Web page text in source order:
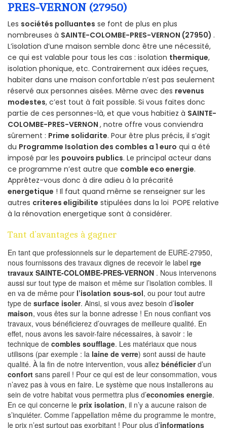
PRES-VERNON (27950)
Les sociétés polluantes se font de plus en plus
nombreuses à SAINTE-COLOMBE-PRES-VERNON (27950) .
L’isolation d’une maison semble donc être une nécessité,
ce qui est valable pour tous les cas : isolation thermique,
isolation phonique, etc. Contrairement aux idées reçues,
habiter dans une maison confortable n’est pas seulement
réservé aux personnes aisées. Même avec des revenus
modestes, c’est tout à fait possible. Si vous faites donc
partie de ces personnes-là, et que vous habitiez à SAINTE-
COLOMBE-PRES-VERNON , notre offre vous conviendra
sûrement : Prime solidarite. Pour être plus précis, il s’agit
du Programme Isolation des combles a 1 euro qui a été
imposé par les pouvoirs publics. Le principal acteur dans
ce programme n’est autre que comble eco energie.
Apprêtez-vous donc à dire adieu à la précarité
energetique ! Il faut quand même se renseigner sur les
autres criteres eligibilite stipulées dans la loi POPE relative
à la rénovation energetique sont à considérer.
Tant d’avantages à gagner
En tant que professionnels sur le departement de EURE-27950,
nous fournissons des travaux dignes de recevoir le label rge
travaux SAINTE-COLOMBE-PRES-VERNON . Nous intervenons
aussi sur tout type de maison et même sur l’isolation combles. Il
en va de même pour l’isolation sous-sol, ou pour tout autre
type de surface isoler. Ainsi, si vous avez besoin d’isoler
maison, vous êtes sur la bonne adresse ! En nous confiant vos
travaux, vous bénéficierez d’ouvrages de meilleure qualité. En
effet, nous avons les savoir-faire nécessaires, à savoir : le
technique de combles soufflage. Les matériaux que nous
utilisons (par exemple : la laine de verre) sont aussi de haute
qualité. À la fin de notre intervention, vous allez bénéficierd’un
confort sans pareil ! Pour ce qui est de leur consommation, vous
n’avez pas à vous en faire. Le système que nous installerons au
sein de votre habitat vous permettra plus d’economies energie.
En ce qui concerne le prix isolation, il n’y a aucune raison de
s’inquiéter. Comme l’appellation même du programme le montre,
le prix n’est surtout pas exorbitant ! Pour plus d’informations